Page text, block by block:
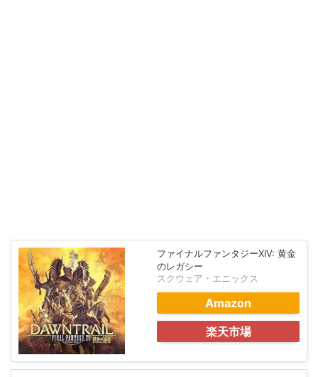
ファイナルファンタジーXIV: 黄金
のレガシー
スクウェア・エニックス
Amazon
楽天市場